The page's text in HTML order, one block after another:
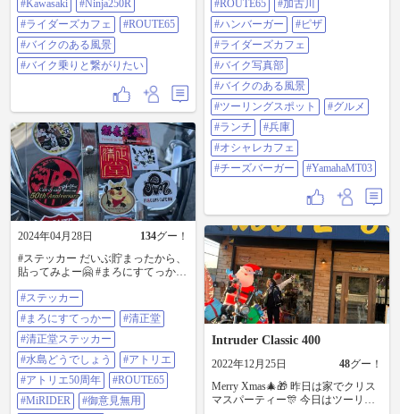
た #kawasaki #ninja250R #ライダー
ズカフェ #ROUTE65 #バイクのある
風景 #バイク乗りと繋がりたい
#Kawasaki
#Ninja250R
#ライダーズカフェ
#ROUTE65
#バイクのある風景
#バイク乗りと繋がりたい
で、スタッフさんも素敵でした
わ〜😋 ライダーさんにも、そうで
ない人にも、むちゃくちゃ大人気
なのわかりますわ〜😋 🏍️💨
#route65 #加古川 #ハンバーガー #ピ
ザ #ライダーズカフェ #バイク写真
部 #バイクのある風景 #ツーリング
スポット #グルメ #ランチ #兵庫 #
おしゃれカフェ #チーズバーガー
#yamahamt03
#ROUTE65
#加古川
#ハンバーガー
#ピザ
#ライダーズカフェ
#バイク写真部
#バイクのある風景
#ツーリングスポット
#グルメ
#ランチ
#兵庫
#オシャレカフェ
#チーズバーガー
#YamahaMT03
2024年04月28日 134グー！
#ステッカー だいぶ貯まったから、
貼ってみよー🤗 #まろにすてっかー
堂ステッカー #水島どうでしょう #
アトリエ #アトリエ50周年 @84997
#ROUTE65 #MiRIDER #御意見無用
#北山カリー工房
#ステッカー
#まろにすてっかー
#清正堂
#清正堂ステッカー
#水島どうでしょう
#アトリエ
#アトリエ50周年
#ROUTE65
#MiRIDER
#御意見無用
Intruder Classic 400
2022年12月25日 48グー！
Merry Xmas🎄🎁 昨日は家でクリス
マスパーティー🎊 今日はツーリン